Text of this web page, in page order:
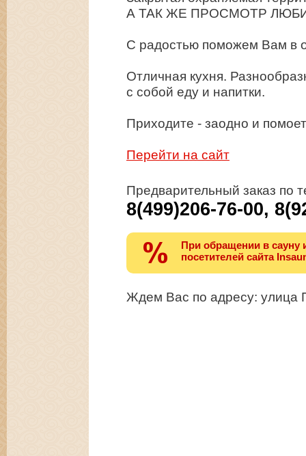
А ТАК ЖЕ ПРОСМОТР
С радостью поможем Вам в
Отличная кухня.
с собой еду и напитки.
Приходите - заодно и
Перейти на сайт
Предварительный заказ по
8(499)206-76-00,
При обращении в сауну
посетителей сайта
Ждем Вас по адресу: улица